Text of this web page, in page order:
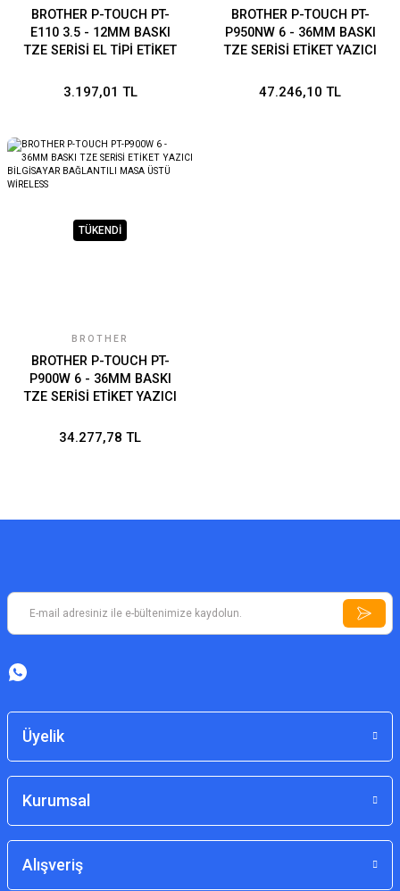
BROTHER P-TOUCH PT-
E110 3.5 - 12MM BASKI
TZE SERİSİ EL TİPİ ETİKET
3.197,01 TL
BROTHER P-TOUCH PT-
P950NW 6 - 36MM BASKI
TZE SERİSİ ETİKET YAZICI
MASA ÜSTÜ NETWORK
47.246,10 TL
TÜKENDİ
BROTHER
BROTHER P-TOUCH PT-
P900W 6 - 36MM BASKI
TZE SERİSİ ETİKET YAZICI
MASA ÜSTÜ WİRELESS
34.277,78 TL
Üyelik
Kurumsal
Alışveriş